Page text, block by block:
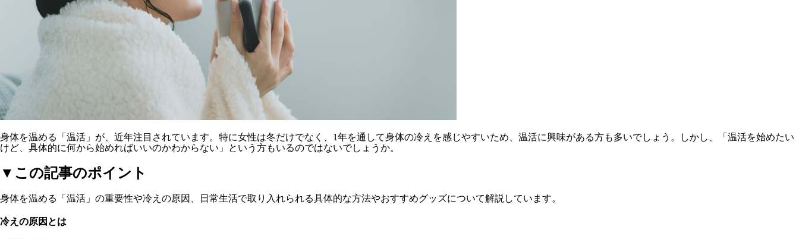
身体を温める「温活」が、近年注目されています。特に女性は冬だけでなく、1年を通して身体の冷えを感じやすいため、温活に興味がある方も多いでしょう。しかし、「温活を始めたい
けど、具体的に何から始めればいいのかわからない」という方もいるのではないでしょうか。
▼この記事のポイント
身体を温める「温活」の重要性や冷えの原因、日常生活で取り入れられる具体的な方法やおすすめグッズについて解説しています。
冷えの原因とは